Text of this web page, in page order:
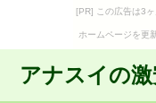
[PR] この広告は3ヶ
ホームページを更
アナスイの